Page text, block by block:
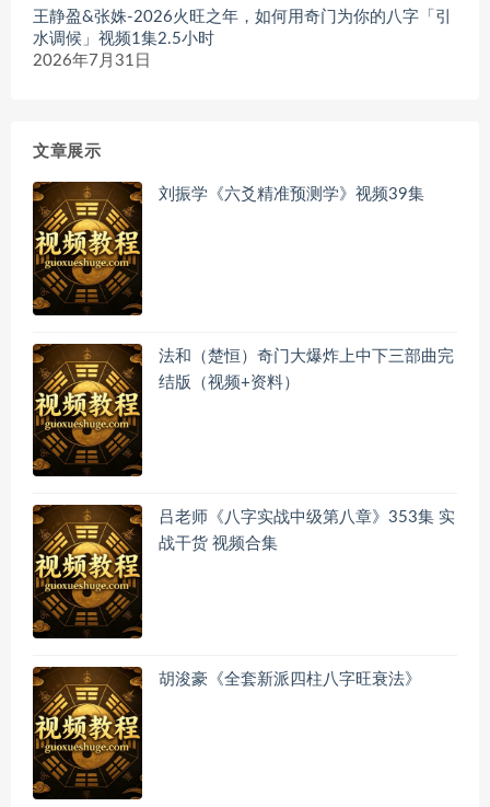
王静盈&张姝-2026火旺之年，如何用奇门为你的八字「引
水调候」视频1集2.5小时
2026年7月31日
文章展示
刘振学《六爻精准预测学》视频39集
法和（楚恒）奇门大爆炸上中下三部曲完
结版（视频+资料）
吕老师《八字实战中级第八章》353集 实
战干货 视频合集
胡浚豪《全套新派四柱八字旺衰法》